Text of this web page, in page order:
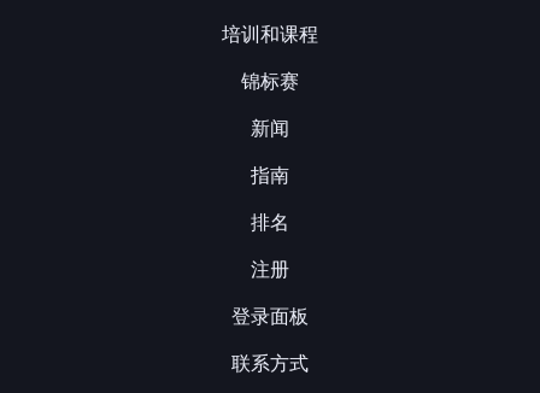
培训和课程
锦标赛
新闻
指南
排名
注册
登录面板
联系方式